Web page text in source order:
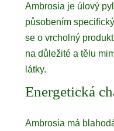
Ambrosia je úlový
působením
se o vrcholný
na důležité a tělu
látky.
Energetická
Ambrosia má